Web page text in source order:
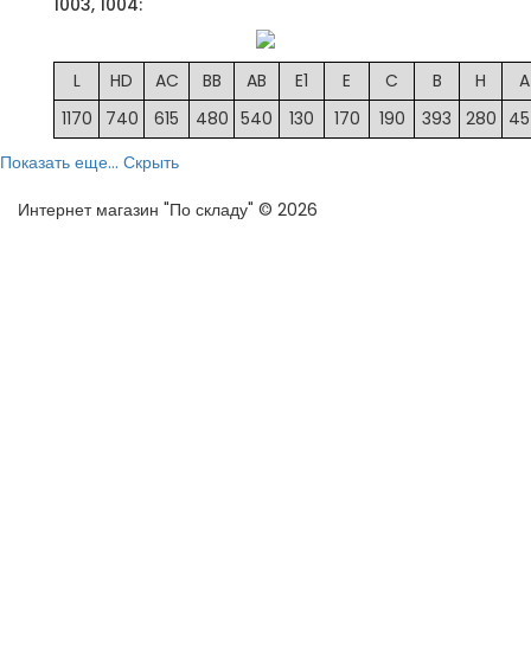
1003, 1004:
L HD AC BB AB E1 E C B H
A
1170
740 615 480 540 130 170 190 393 280
Показать еще... Скрыть
Интернет магазин "По складу" © 2026